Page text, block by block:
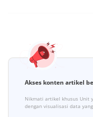
Akses konten artikel
Nikmati artikel khusus Unit
dengan visualisasi data